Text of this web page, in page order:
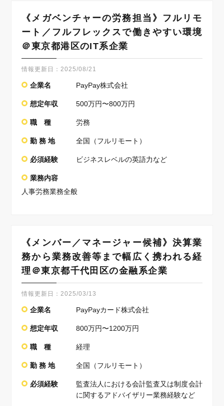
《メガベンチャーの労務担当》フルリモ
ート／フルフレックスで働きやすい環境
＠東京都港区のIT系企業
情報更新日：2025/08/21
企業名 PayPay株式会社
想定年収 500万円〜800万円
職 種 労務
勤 務 地 全国（フルリモート）
必須経験 ビジネスレベルの英語力など
業務内容
人事労務業務全般
《メンバー／マネージャー候補》決算業
務から業務改善等まで幅広く携われる経
理＠東京都千代田区の金融系企業
情報更新日：2025/03/13
企業名 PayPayカード株式会社
想定年収 800万円〜1200万円
職 種 経理
勤 務 地 全国（フルリモート）
必須経験
監査法人における会計監査又は制度会計
に関するアドバイザリー業務経験など